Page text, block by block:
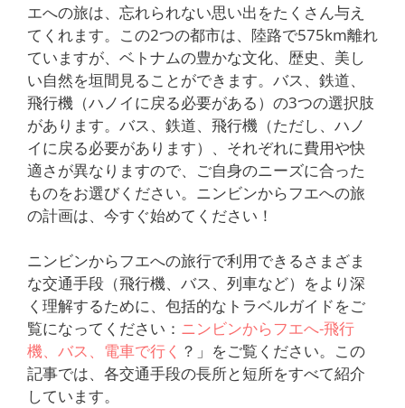
エへの旅は、忘れられない思い出をたくさん与え
てくれます。この2つの都市は、陸路で575km離れ
ていますが、ベトナムの豊かな文化、歴史、美し
い自然を垣間見ることができます。バス、鉄道、
飛行機（ハノイに戻る必要がある）の3つの選択肢
があります。バス、鉄道、飛行機（ただし、ハノ
イに戻る必要があります）、それぞれに費用や快
適さが異なりますので、ご自身のニーズに合った
ものをお選びください。ニンビンからフエへの旅
の計画は、今すぐ始めてください！
ニンビンからフエへの旅行で利用できるさまざま
な交通手段（飛行機、バス、列車など）をより深
く理解するために、包括的なトラベルガイドをご
覧になってください： ニンビンからフエへ-飛行
機、バス、電車で行く ？」をご覧ください。この
記事では、各交通手段の長所と短所をすべて紹介
しています。